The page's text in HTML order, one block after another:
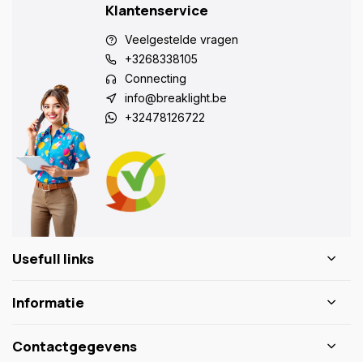
Klantenservice
Veelgestelde vragen
+3268338105
Connecting
info@breaklight.be
+32478126722
Usefull links
Informatie
Contactgegevens